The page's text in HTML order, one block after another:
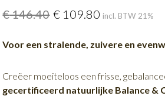
€146.40 € 109.80 incl. BTW 21%
Voor een stralende, zuivere en
Creëer moeiteloos een frisse,
gecertificeerd natuurlijke Balance &